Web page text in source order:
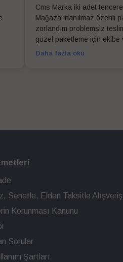
Cms Marka iki adet
Mağaza inanılmaz özenli
zorlandım problemsiz
güzel paketleme için
ederim
Daha fazla oku
Senetle, Elden Taksitle Alışveriş
Korunması Kanunu
Sorular
Şartları